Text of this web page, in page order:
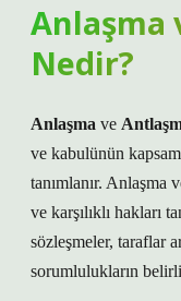
Anlaşma
Nedir?
Anlaşma ve
ve kabulünün
tanımlanır. Anlaşma
ve karşılıklı hakları
sözleşmeler, taraflar
sorumlulukların belirli